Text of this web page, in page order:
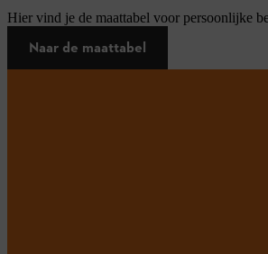
Hier vind je de maattabel voor persoonlijke
Naar de maattabel